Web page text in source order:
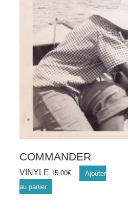
COMMANDER
VINYLE 15,00€
Ajouter
au panier